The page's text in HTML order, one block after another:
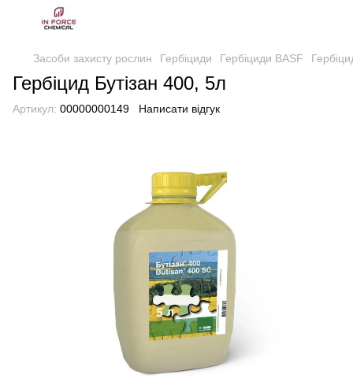
Засоби захисту рослин Гербіциди Гербіциди BASF
Гербіцид Бутізан 400, 5л
Артикул: 00000000149 Написати відгук